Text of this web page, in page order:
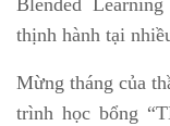
Blended
thịnh hành tại
Mừng tháng của
trình học bổng